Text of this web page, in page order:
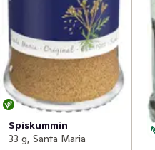
Spiskummin
33 g, Santa Maria